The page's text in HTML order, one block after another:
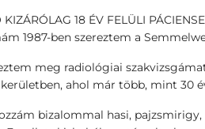
18 ÉV FELÜLI
1987-ben szereztem a
meg radiológiai
ahol már több, mint 30
bizalommal hasi,